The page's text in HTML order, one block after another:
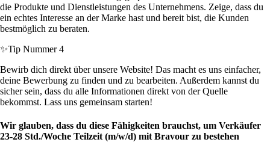
die Produkte und Dienstleistungen des Unternehmens. Zeige, dass du
ein echtes Interesse an der Marke hast und bereit bist, die Kunden
bestmöglich zu beraten.
✨Tip Nummer 4
Bewirb dich direkt über unsere Website! Das macht es uns einfacher,
deine Bewerbung zu finden und zu bearbeiten. Außerdem kannst du
sicher sein, dass du alle Informationen direkt von der Quelle
bekommst. Lass uns gemeinsam starten!
Wir glauben, dass du diese Fähigkeiten brauchst, um Verkäufer
23-28 Std./Woche Teilzeit (m/w/d) mit Bravour zu bestehen